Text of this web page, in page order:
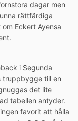
dagar men
rättfärdiga
Eckert Ayensa
i Segunda
truppbygge till en
det lite
tabellen antyder.
favorit att hålla